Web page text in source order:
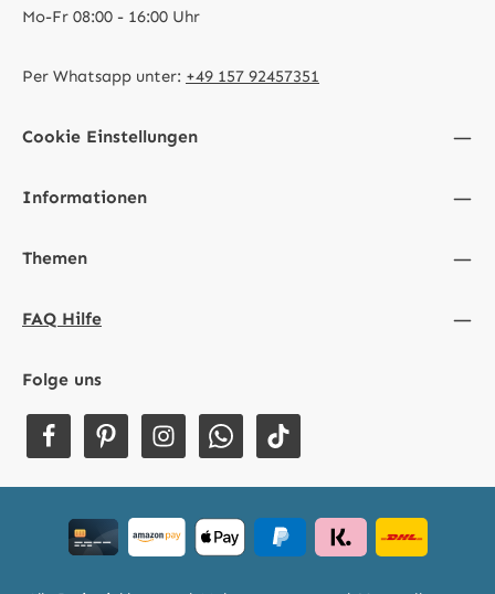
Mo-Fr 08:00 - 16:00 Uhr
Per Whatsapp unter: +49 157 92457351
Cookie Einstellungen
Informationen
Themen
FAQ Hilfe
Folge uns